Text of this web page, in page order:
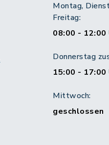
Montag,
Freitag:
08:00 - 12:00
Donnerstag
15:00 - 17:00
Mittwoch:
geschlossen